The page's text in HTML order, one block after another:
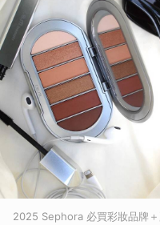
2025 Sephora 必買彩妝品牌